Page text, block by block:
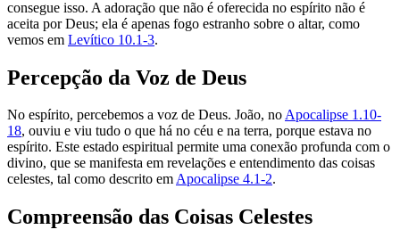
consegue isso. A adoração que não é oferecida no espírito não é
aceita por Deus; ela é apenas fogo estranho sobre o altar, como
vemos em Levítico 10.1-3.
Percepção da Voz de Deus
No espírito, percebemos a voz de Deus. João, noApocalipse 1.10-
18, ouviu e viu tudo o que há no céu e na terra, porque estava no
espírito. Este estado espiritual permite uma conexão profunda com o
divino, que se manifesta em revelações e entendimento das coisas
celestes, tal como descrito emApocalipse 4.1-2.
Compreensão das Coisas Celestes